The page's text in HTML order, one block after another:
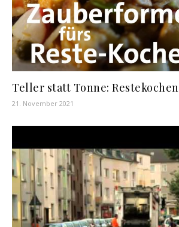
Teller statt Tonne: Restekochen
21. November 2021